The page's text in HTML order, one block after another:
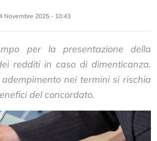
Novembre 2025 - 10:43
per la presentazione della
redditi in caso di dimenticanza.
nei termini si rischia
del concordato.